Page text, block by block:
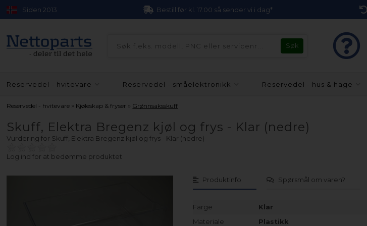
Siden 2013 Bestill før kl. 17.00 så sender vi i dag*
Reservedel - hvitevare Reservedel - småelektronikk Reservedel - hus & hage
Reservedel - hvitevare » Kjøleskap & fryser » Grønnsaksskuff
Skuff, Elektra Bregenz kjøl og frys - Klar (nedre)
Vurdering for Skuff, Elektra Bregenz kjøl og frys - Klar (nedre)
Log ind for at bedømme produktet
Produktinfo Spørsmål om varen?
Farge
Klar
Materiale
Plastikk